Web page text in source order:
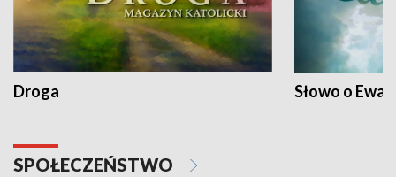
Droga Słowo o
SPOŁECZEŃSTWO